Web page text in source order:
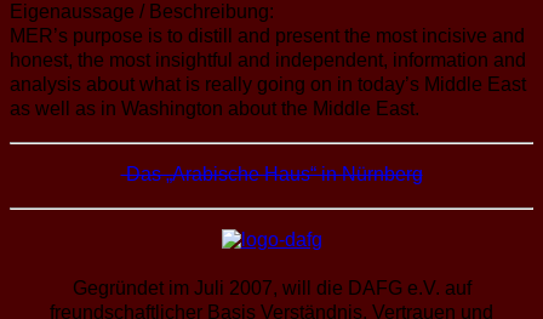
Eigenaussage / Beschreibung:
MER’s purpose is to distill and present the most incisive and
honest, the most insightful and independent, information and
analysis about what is really going on in today’s Middle East
as well as in Washington about the Middle East.
Das „Arabische Haus“ in Nürnberg
Gegründet im Juli 2007, will die DAFG e.V. auf
freundschaftlicher Basis Verständnis, Vertrauen und